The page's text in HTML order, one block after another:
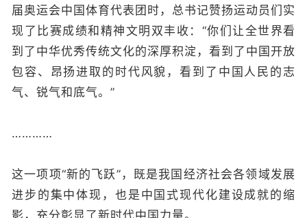
届奥运会中国体育代表团时，总书记赞扬运动员们实
现了比赛成绩和精神文明双丰收：“你们让全世界看
到了中华优秀传统文化的深厚积淀，看到了中国开放
包容、昂扬进取的时代风貌，看到了中国人民的志
气、锐气和底气。”
…………
这一项项“新的飞跃”，既是我国经济社会各领域发展
进步的集中体现，也是中国式现代化建设成就的缩
影，充分彰显了新时代中国力量。